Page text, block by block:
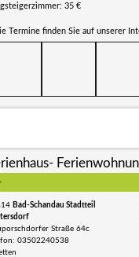
35 €
Termine finden Sie auf unserer
Bad-Schandau Stadtteil
Straße 64c
03502240538